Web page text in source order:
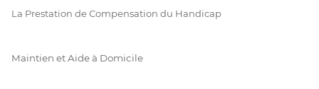
La Prestation de Compensation du Handicap
Maintien et Aide à Domicile